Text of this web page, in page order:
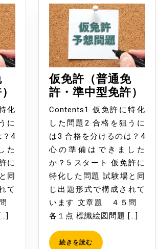
免
許
（普
通
免
許・
準
化
に
？4
た
に
同
て
仮免許（普通免
許・準中型免許）
免
許
（普
通
免
許・
準
中
Contents1 仮免許に特化
した問題2 合格を狙うに
は3 合格を分けるのは？4
心の準備はできました
か？5 スタート 仮免許に
特化した問題 試験場と同
じ出題形式で構成されて
います 文章題 ４５問
各１点 標識絵図問題 […]
続きを読む